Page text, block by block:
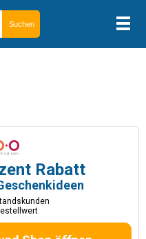
Rabatt